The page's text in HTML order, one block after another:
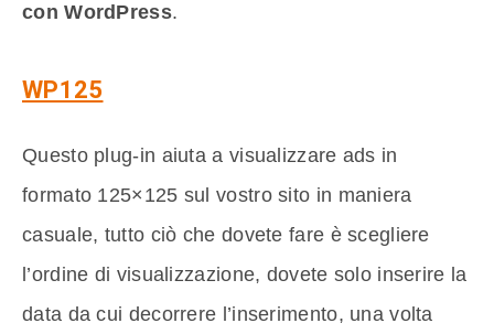
con WordPress.
WP125
Questo plug-in aiuta a visualizzare ads in
formato 125×125 sul vostro sito in maniera
casuale, tutto ciò che dovete fare è scegliere
l’ordine di visualizzazione, dovete solo inserire la
data da cui decorrere l’inserimento, una volta